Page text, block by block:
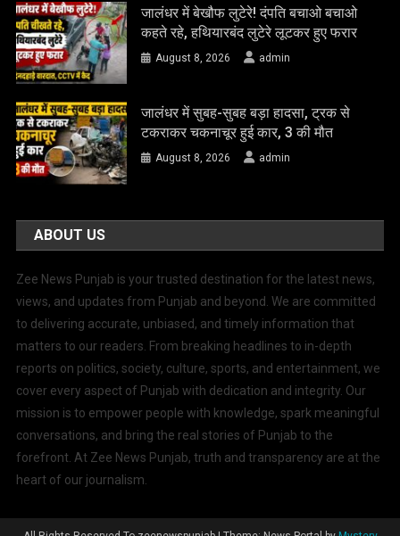
जालंधर में बेखौफ लुटेरे! दंपति बचाओ बचाओ
कहते रहे, हथियारबंद लुटेरे लूटकर हुए फरार
August 8, 2026 admin
जालंधर में सुबह-सुबह बड़ा हादसा, ट्रक से
टकराकर चकनाचूर हुई कार, 3 की मौत
August 8, 2026 admin
ABOUT US
Zee News Punjab is your trusted destination for the latest news,
views, and updates from Punjab and beyond. We are committed
to delivering accurate, unbiased, and timely information that
matters to our readers. From breaking headlines to in-depth
reports on politics, society, culture, sports, and entertainment, we
cover every aspect of Punjab with dedication and integrity. Our
mission is to empower people with knowledge, spark meaningful
conversations, and bring the real stories of Punjab to the
forefront. At Zee News Punjab, truth and transparency are at the
heart of our journalism.